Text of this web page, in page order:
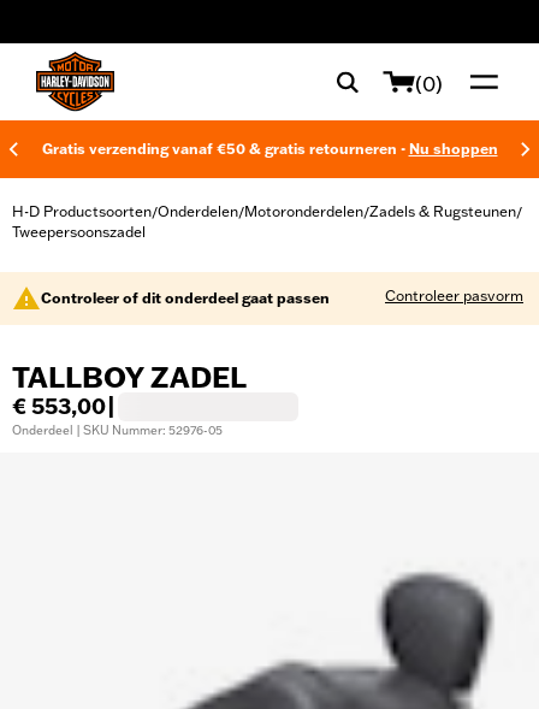
(0)
Gratis verzending vanaf €50 & gratis retourneren - Nu shoppen
H-D Productsoorten/Onderdelen/Motoronderdelen/Zadels & Rugsteunen/
Tweepersoonszadel
Controleer of dit onderdeel gaat passen Controleer pasvorm
TALLBOY ZADEL
€ 553,00
Onderdeel | SKU Nummer: 52976-05